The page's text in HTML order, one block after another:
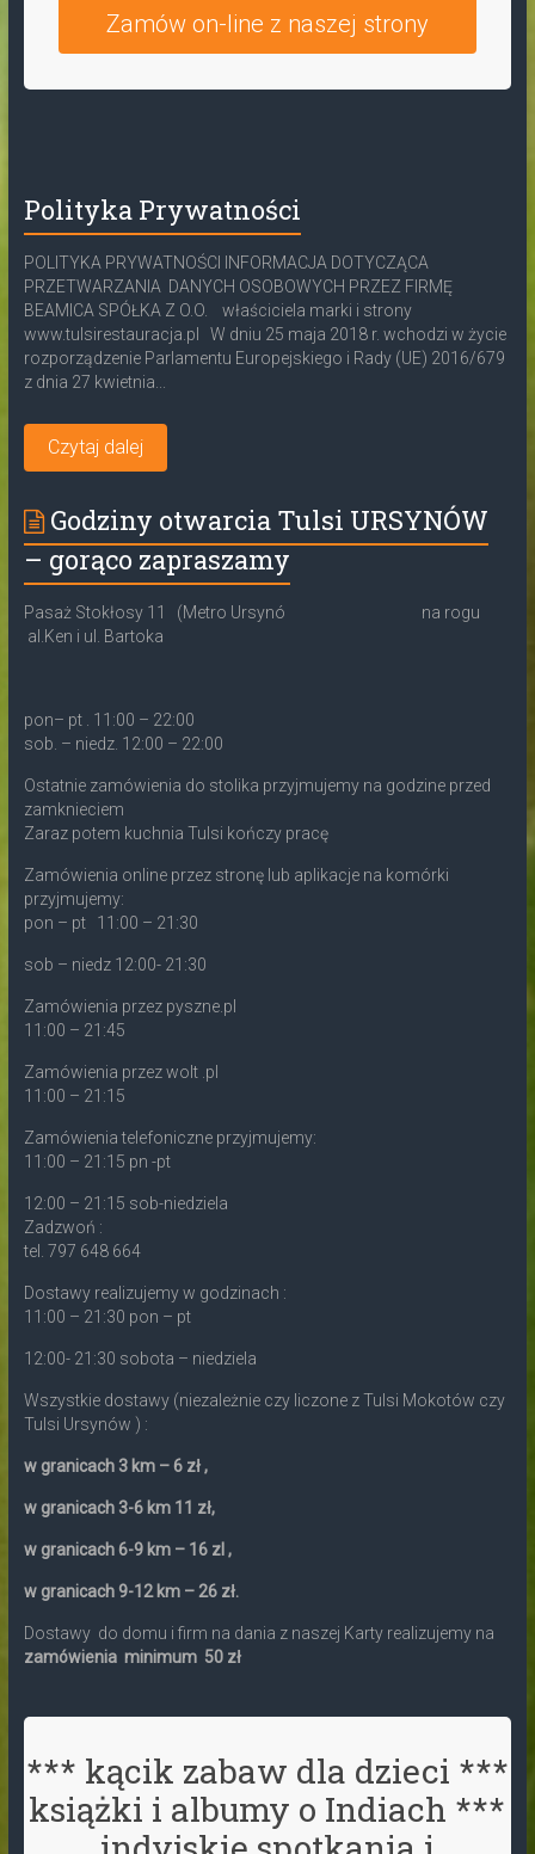
Zamów on-line z naszej strony
Polityka Prywatności
POLITYKA PRYWATNOŚCI INFORMACJA DOTYCZĄCA
PRZETWARZANIA DANYCH OSOBOWYCH PRZEZ FIRMĘ
BEAMICA SPÓŁKA Z O.O. właściciela marki i strony
www.tulsirestauracja.pl W dniu 25 maja 2018 r. wchodzi w życie
rozporządzenie Parlamentu Europejskiego i Rady (UE) 2016/679
z dnia 27 kwietnia...
Czytaj dalej
Godziny otwarcia Tulsi URSYNÓW
– gorąco zapraszamy
Pasaż Stokłosy 11 (Metro Ursynó na rogu
al.Ken i ul. Bartoka
pon– pt . 11:00 – 22:00
sob. – niedz. 12:00 – 22:00
Ostatnie zamówienia do stolika przyjmujemy na godzine przed
zamknieciem
Zaraz potem kuchnia Tulsi kończy pracę
Zamówienia online przez stronę lub aplikacje na komórki
przyjmujemy:
pon – pt 11:00 – 21:30
sob – niedz 12:00- 21:30
Zamówienia przez pyszne.pl
11:00 – 21:45
Zamówienia przez wolt .pl
11:00 – 21:15
Zamówienia telefoniczne przyjmujemy:
11:00 – 21:15 pn -pt
12:00 – 21:15 sob-niedziela
Zadzwoń :
tel. 797 648 664
Dostawy realizujemy w godzinach :
11:00 – 21:30 pon – pt
12:00- 21:30 sobota – niedziela
Wszystkie dostawy (niezależnie czy liczone z Tulsi Mokotów czy
Tulsi Ursynów ) :
w granicach 3 km – 6 zł ,
w granicach 3-6 km 11 zł,
w granicach 6-9 km – 16 zl ,
w granicach 9-12 km – 26 zł.
Dostawy do domu i firm na dania z naszej Karty realizujemy na
zamówienia minimum 50 zł
*** kącik zabaw dla dzieci ***
książki i albumy o Indiach ***